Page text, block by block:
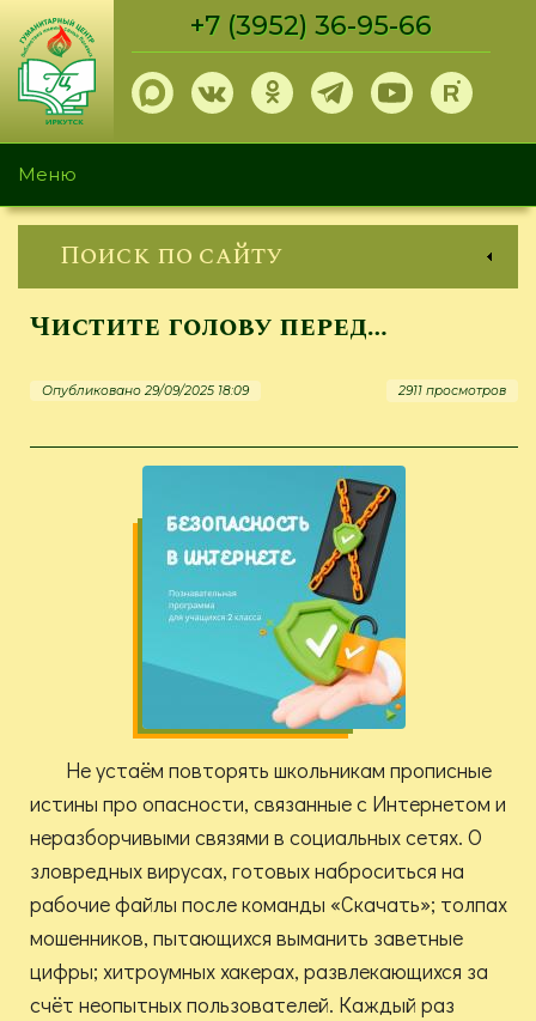
Перейти
основному
содержанию
+7 (3952) 36-95-66
Меню
Поиск по сайту
Чистите голову перед…
Опубликовано 29/09/2025 18:09 2911 просмотров
Не устаём повторять школьникам прописные
истины про опасности, связанные с Интернетом и
неразборчивыми связями в социальных сетях. О
зловредных вирусах, готовых наброситься на
рабочие файлы после команды «Скачать»; толпах
мошенников, пытающихся выманить заветные
цифры; хитроумных хакерах, развлекающихся за
счёт неопытных пользователей. Каждый раз